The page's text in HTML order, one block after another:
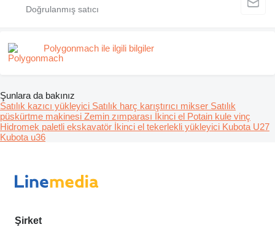
Polygonmach ile ilgili bilgiler
Şunlara da bakınız
Satılık kazıcı yükleyici Satılık harç karıştırıcı mikser Satılık
püskürtme makinesi Zemin zımparası İkinci el Potain kule vinç
Hidromek paletli ekskavatör İkinci el tekerlekli yükleyici Kubota U27
Kubota u36
Şirket